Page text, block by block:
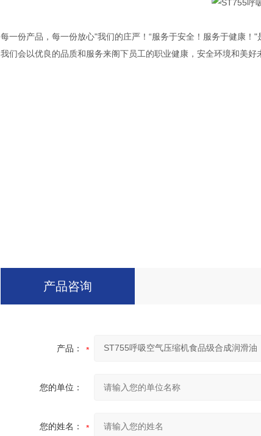
每一份产品，每一份放心"我们的庄严！“服务于安全！服务于健康！
我们会以优良的品质和服务来阁下员工的职业健康，安全环境和美好
产品咨询
产品：
您的单位：
您的姓名：